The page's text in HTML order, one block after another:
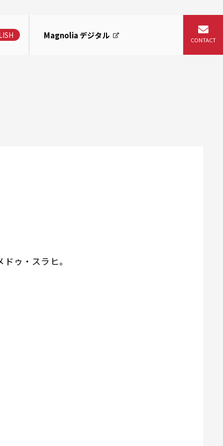
Magnolia デジタル
ゥ・スラヒ。